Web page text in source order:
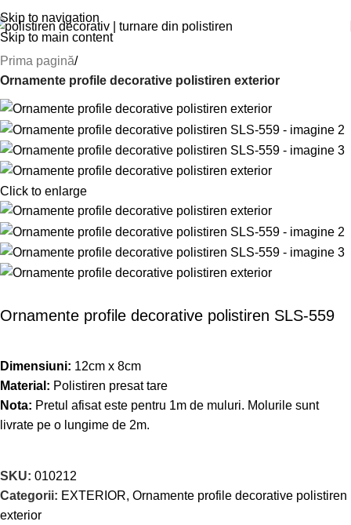
Skip to navigation
Skip to main content
Prima pagină
Ornamente profile decorative polistiren exterior
Click to enlarge
Ornamente profile decorative polistiren SLS-559
Dimensiuni: 12cm x 8cm
Material: Polistiren presat tare
Nota: Pretul afisat este pentru 1m de muluri. Molurile sunt
livrate pe o lungime de 2m.
SKU: 010212
Categorii: EXTERIOR, Ornamente profile decorative polistiren
exterior